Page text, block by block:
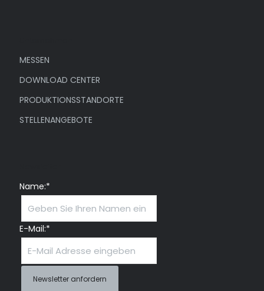
MESSEN
DOWNLOAD CENTER
PRODUKTIONSSTANDORTE
STELLENANGEBOTE
Name:*
E-Mail:*